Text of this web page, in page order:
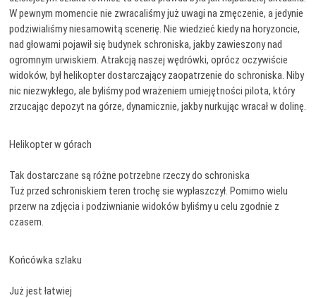
W pewnym momencie nie zwracaliśmy już uwagi na zmęczenie, a jedynie
podziwialiśmy niesamowitą scenerię. Nie wiedzieć kiedy na horyzoncie,
nad głowami pojawił się budynek schroniska, jakby zawieszony nad
ogromnym urwiskiem. Atrakcją naszej wędrówki, oprócz oczywiście
widoków, był helikopter dostarczający zaopatrzenie do schroniska. Niby
nic niezwykłego, ale byliśmy pod wrażeniem umiejętności pilota, który
zrzucając depozyt na górze, dynamicznie, jakby nurkując wracał w dolinę.
Helikopter w górach
Tak dostarczane są różne potrzebne rzeczy do schroniska
Tuż przed schroniskiem teren trochę sie wypłaszczył. Pomimo wielu
przerw na zdjęcia i podziwnianie widoków byliśmy u celu zgodnie z
czasem.
Końcówka szlaku
Już jest łatwiej